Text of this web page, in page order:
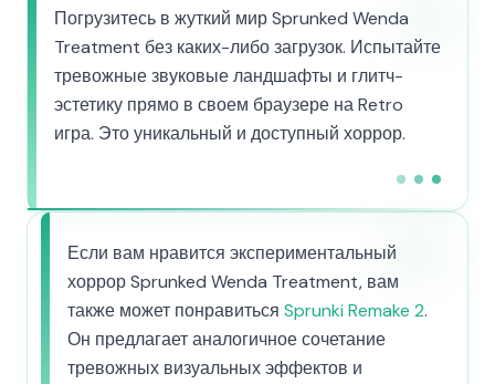
Погрузитесь в жуткий мир Sprunked Wenda
Treatment без каких-либо загрузок. Испытайте
тревожные звуковые ландшафты и глитч-
эстетику прямо в своем браузере на Retro
игра. Это уникальный и доступный хоррор.
Если вам нравится экспериментальный
хоррор Sprunked Wenda Treatment, вам
также может понравиться Sprunki Remake 2.
Он предлагает аналогичное сочетание
тревожных визуальных эффектов и